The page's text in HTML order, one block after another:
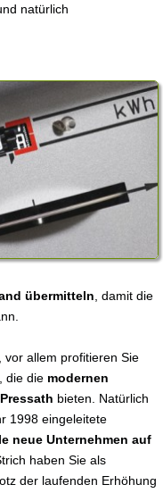
natürlich
übermitteln , damit die
vor allem profitieren Sie
die die modernen
bieten. Natürlich
1998 eingeleitete
neue Unternehmen auf
haben Sie als
der laufenden Erhöhung